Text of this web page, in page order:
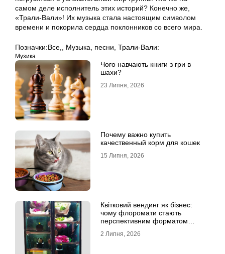
самом деле исполнитель этих историй? Конечно же,
«Трали-Вали»! Их музыка стала настоящим символом
времени и покорила сердца поклонников со всего мира.
Позначки:Все,, Музыка, песни, Трали-Вали:
Музика
Чого навчають книги з гри в
шахи?
23 Липня, 2026
Почему важно купить
качественный корм для кошек
15 Липня, 2026
Квітковий вендинг як бізнес:
чому флоромати стають
перспективним форматом
2 Липня, 2026